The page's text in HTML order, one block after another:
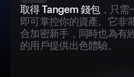
取得 Tangem 錢包，只需
即可掌控你的資產。它非
合加密新手，同時也為有
的用戶提供出色體驗。